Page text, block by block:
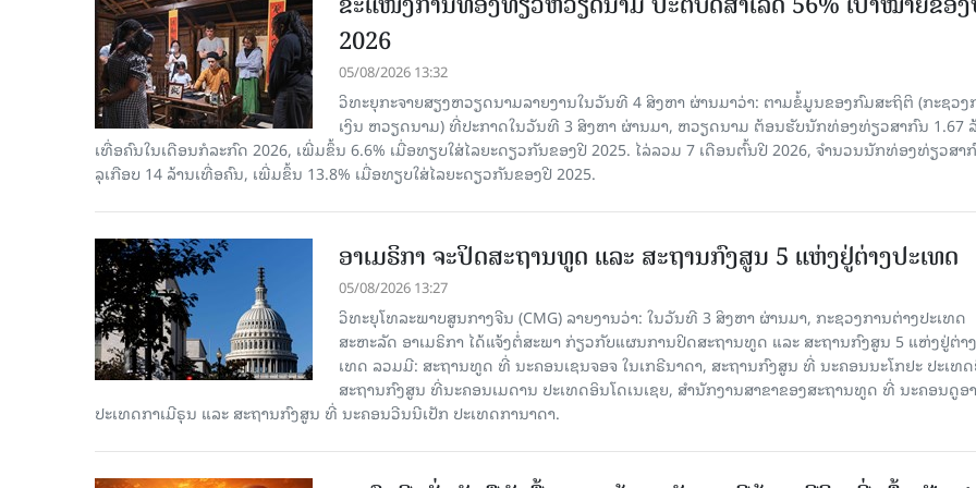
2026
05/08/2026 13:32
ວິທະຍຸກະຈາຍສຽງຫວຽດນາມລາຍງານໃນວັນທີ 4 ສິງຫາ ຜ່ານມາວ່າ: ຕາມ​ຂໍ້​ມູນ​ຂອງ​ກົມ​ສະ​ຖິ​ຕິ (ກະ​ຊວງ​
ເງິນ ຫວຽດ​ນາມ) ທີ່ປະ​ກາດ​ໃນ​ວັນ​ທີ 3 ສິງ​ຫາ​ ຜ່ານມາ, ຫວຽດ​ນາມ ຕ້ອນ​ຮັບ​ນັກທ່ອງ​ທ່ຽວ​ສາ​ກົນ 1.67
ເທື່ອ​ຄົນ​ໃນ​ເດືອນ​ກໍ​ລະ​ກົດ 2026, ເພີ່ມ​ຂຶ້ນ 6.6% ເມື່ອ​ທຽບ​ໃສ່​ໄລ​ຍະ​ດຽວ​ກັນ​ຂອງ​ປີ 2025. ໄລ່​ລວມ 7 ເດືອນ​ຕົ້ນ​ປີ 2026, ຈຳ​ນວນ​ນັກ​ທ່ອງ​ທ່ຽວ​ສາ​
ລຸ​ເກືອບ 14 ລ້ານ​ເທື່ອ​ຄົນ, ເພີ່ມ​ຂຶ້ນ 13.8% ເມື່ອ​ທຽບ​ໃສ່​ໄລ​ຍະ​ດຽວ​ກັນ​ຂອງ​ປີ​ 2025.
ອາເມຣິກາ ຈະປິດສະຖານທູດ ແ​ລະ ສະຖານກົງສູນ 5 ແຫ່ງ​ຢູ່​ຕ່າງ​ປະ​ເທດ
05/08/2026 13:27
ວິທະຍຸໂທລະພາບສູນກາງຈີນ (CMG) ລາຍງານວ່າ: ໃນວັນທີ 3 ສິງ​ຫາ ຜ່ານມາ, ກະຊວງການຕ່າງປະເທດ
ສະຫະລັດ ອາເມຣິກາ ໄດ້ແຈ້ງຕໍ່ສະພາ ກ່ຽວກັບແຜນການປິດສະຖານທູດ ແ​ລະ ສະຖານກົງສູນ 5 ແຫ່ງຢູ່​ຕ່າ
ເທດ ລວມມີ: ສະຖານທູດ ທີ່ ນະຄອນເຊນຈອຈ ໃນເກຣີນາດາ, ສະຖານກົງສູນ ທີ່ ນະຄອນນະໂກຢະ ປະເທ
ສະຖານກົງສູນ ທີ່ນະຄອນເມດານ ປະເທດອິນໂດເນເຊຍ, ສຳນັກງານສາຂາຂອງສະຖານທູດ ທີ່ ນະຄອນດູອ
ປະເທດກາເ​ມີຣຸນ ແລະ ສະຖານກົງສູນ ທີ່ ນະຄອນວີນນີເປັກ ປະເທດການາດາ.